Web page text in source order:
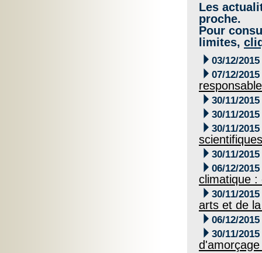
Les
proche.
Pour
limites,
 03/12/2015
 07/12/2015
 30/11/2015
 30/11/2015
 30/11/2015
 30/11/2015
 06/12/2015
climatique :
 30/11/2015
arts et de
 06/12/2015
 30/11/2015